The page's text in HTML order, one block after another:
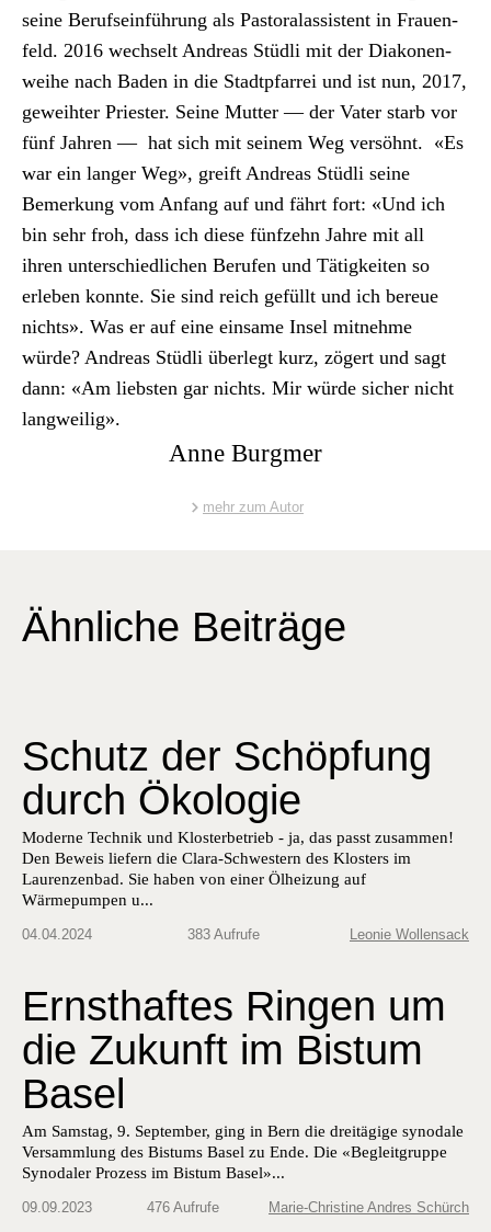
seine Beruf­se­in­führung als Pas­toralas­sis­tent in Frauen­
feld. 2016 wech­selt Andreas Stüdli mit der Diako­nen­
wei­he nach Baden in die Stadtp­far­rei und ist nun, 2017,
gewei­hter Priester. Seine Mut­ter — der Vater starb vor
fünf Jahren — hat sich mit seinem Weg ver­söh­nt. «Es
war ein langer Weg», greift Andreas Stüdli seine
Bemerkung vom Anfang auf und fährt fort: «Und ich
bin sehr froh, dass ich diese fün­fzehn Jahre mit all
ihren unter­schiedlichen Berufen und Tätigkeit­en so
erleben kon­nte. Sie sind reich gefüllt und ich bereue
nichts». Was er auf eine ein­same Insel mit­nehme
würde? Andreas Stüdli über­legt kurz, zögert und sagt
dann: «Am lieb­sten gar nichts. Mir würde sich­er nicht
lang­weilig».
Anne Burgmer
mehr zum Autor
Ähnliche Beiträge
Schutz der Schöpfung
durch Ökologie
Moderne Technik und Klosterbetrieb - ja, das passt zusammen!
Den Beweis liefern die Clara-Schwestern des Klosters im
Laurenzenbad. Sie haben von einer Ölheizung auf
Wärmepumpen u...
04.04.2024 383 Aufrufe Leonie Wollensack
Ernsthaftes Ringen um
die Zukunft im Bistum
Basel
Am Sam­stag, 9. Sep­tem­ber, ging in Bern die dre­itägige syn­odale
Ver­samm­lung des Bis­tums Basel zu Ende. Die «Begleit­gruppe
Syn­odaler Prozess im Bis­tum Basel»...
09.09.2023 476 Aufrufe Marie-Christine Andres Schürch